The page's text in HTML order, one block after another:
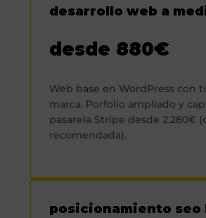
desarrollo web a
desde 880€
Web base en WordPress con
marca. Porfolio ampliado y
pasarela Stripe desde 2.280€
recomendada).
posicionamiento seo